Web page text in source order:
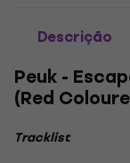
Descrição
Peuk -
(Red
Tracklist